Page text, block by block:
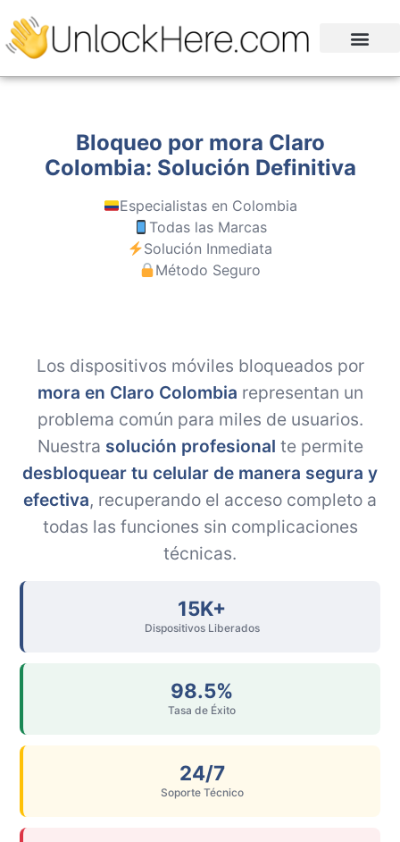
Bloqueo por mora Claro
Colombia: Solución Definitiva
Especialistas en Colombia
Todas las Marcas
Solución Inmediata
Método Seguro
Los dispositivos móviles bloqueados por
mora en Claro Colombia representan un
problema común para miles de usuarios.
Nuestra solución profesional te permite
desbloquear tu celular de manera segura y
efectiva, recuperando el acceso completo a
todas las funciones sin complicaciones
técnicas.
15K+
Dispositivos Liberados
98.5%
Tasa de Éxito
24/7
Soporte Técnico